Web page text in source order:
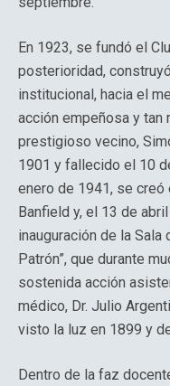
En 1923, se fundó el
posterioridad,
institucional, hacia el
acción empeñosa y tan
prestigioso vecino,
1901 y fallecido el 10
enero de 1941, se creó
Banfield y, el 13 de
inauguración de la Sala
Patrón”, que durante
sostenida acción
médico, Dr. Julio
visto la luz en 1899 y
Dentro de la faz